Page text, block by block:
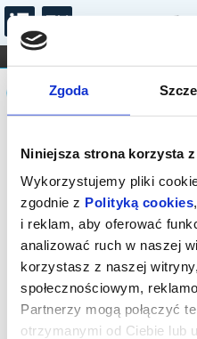
Zgoda
Niniejsza strona korzysta
Wykorzystujemy pliki
zgodnie z Polityką cookies
i reklam, aby oferować
analizować ruch w naszej
korzystasz z naszej
społecznościowym,
Partnerzy mogą połączyć
otrzymanymi od Ciebie lub
FILHARMONIA OPERA I
DLA DZIECI
Komunikat
Sprzedaż biletów
została zakończona.